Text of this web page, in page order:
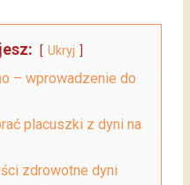
Ukryj
– wprowadzenie do
placuszki z dyni na
zdrowotne dyni